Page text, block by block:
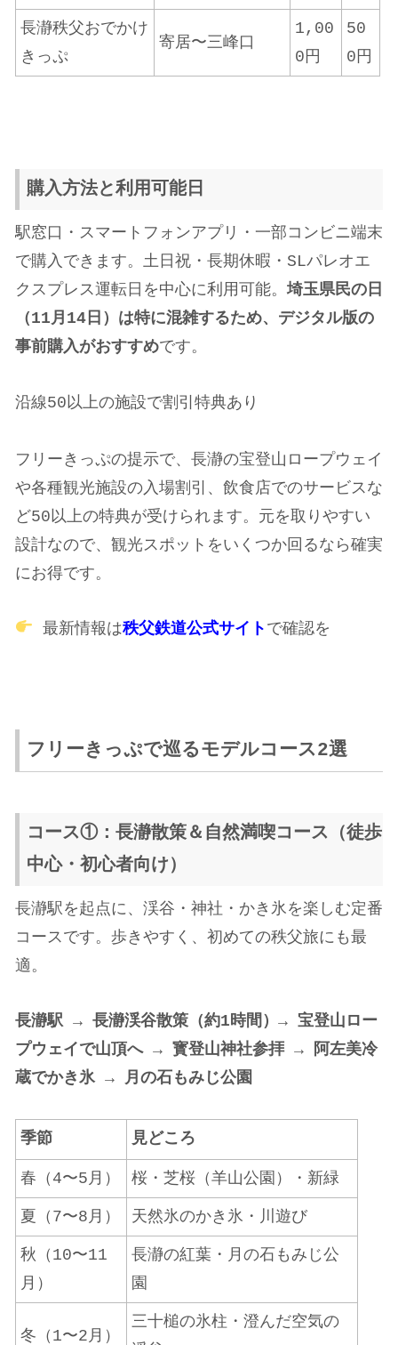
長瀞秩父おでかけ
きっぷ
寄居〜三峰口
1,00
0円
50
0円
購入方法と利用可能日
駅窓口・スマートフォンアプリ・一部コンビニ端末
で購入できます。土日祝・長期休暇・SLパレオエ
クスプレス運転日を中心に利用可能。 埼玉県民の日
（11月14日）は特に混雑するため、デジタル版の
事前購入がおすすめです。
沿線50以上の施設で割引特典あり
フリーきっぷの提示で、長瀞の宝登山ロープウェイ
や各種観光施設の入場割引、飲食店でのサービスな
ど50以上の特典が受けられます。元を取りやすい
設計なので、観光スポットをいくつか回るなら確実
にお得です。
最新情報は秩父鉄道公式サイト で確認を
フリーきっぷで巡るモデルコース2選
コース①：長瀞散策＆自然満喫コース（徒歩
中心・初心者向け）
長瀞駅を起点に、渓谷・神社・かき氷を楽しむ定番
コースです。歩きやすく、初めての秩父旅にも最
適。
長瀞駅 → 長瀞渓谷散策（約1時間）→ 宝登山ロー
プウェイで山頂へ → 寳登山神社参拝 → 阿左美冷
蔵でかき氷 → 月の石もみじ公園
季節 見どころ
春（4〜5月） 桜・芝桜（羊山公園）・新緑
夏（7〜8月） 天然氷のかき氷・川遊び
秋（10〜11
月）
長瀞の紅葉・月の石もみじ公
園
冬（1〜2月）
三十槌の氷柱・澄んだ空気の